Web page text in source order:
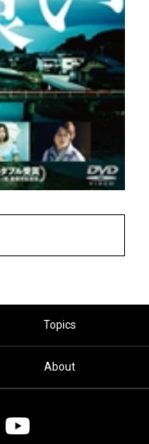
Topics
About